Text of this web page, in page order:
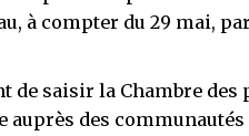
à compter du 29 mai,
de saisir la Chambre des
des